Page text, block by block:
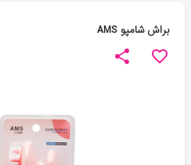
براش شامپو AMS